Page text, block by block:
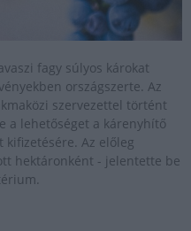
fagy súlyos károkat
országszerte. Az
szervezettel történt
a lehetőséget a kárenyhítő
Az előleg
hektáronként - jelentette be